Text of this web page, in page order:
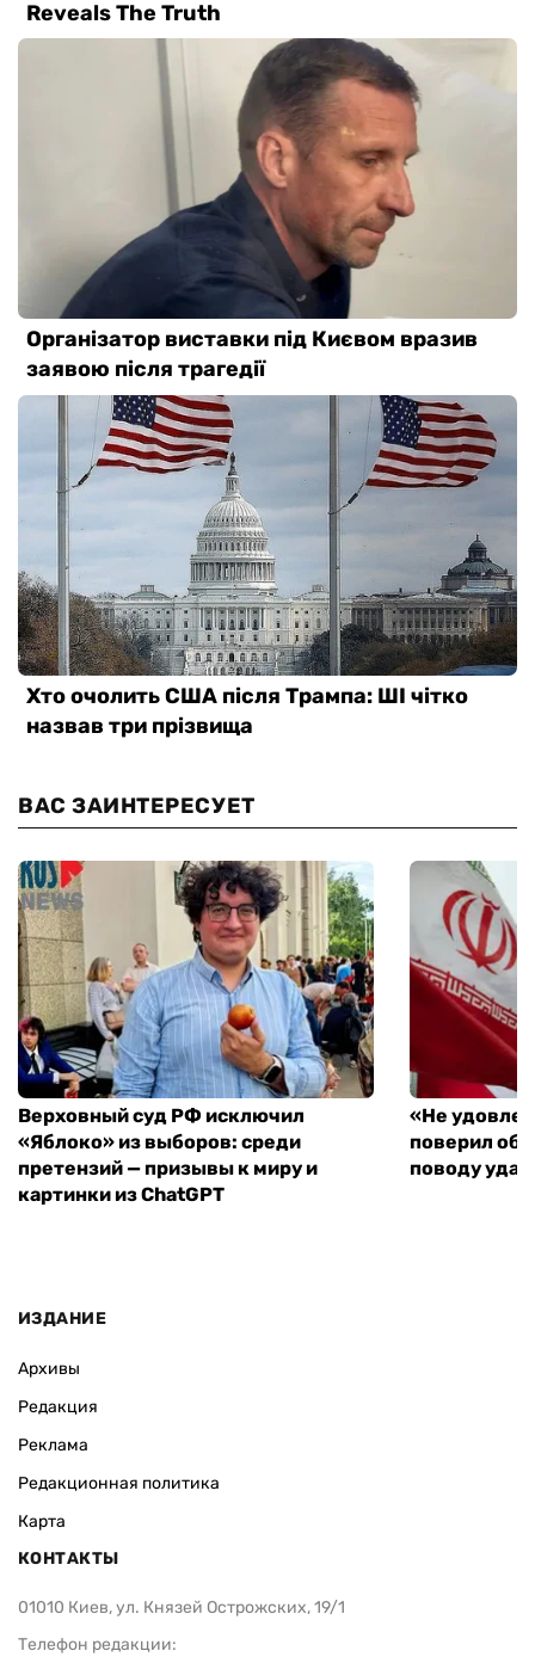
ВАС ЗАИНТЕРЕСУЕТ
Верховный суд РФ исключил
«Яблоко» из выборов: среди
претензий — призывы к миру и
картинки из ChatGPT
«Не
поверил
поводу
ИЗДАНИЕ
Архивы
Редакция
Реклама
Редакционная политика
Карта
КОНТАКТЫ
01010 Киев, ул. Князей Острожских, 19/1
Телефон редакции: